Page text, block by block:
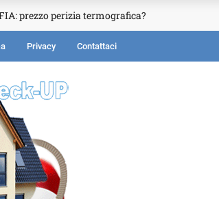
prezzo perizia termografica?
Privacy Contattaci